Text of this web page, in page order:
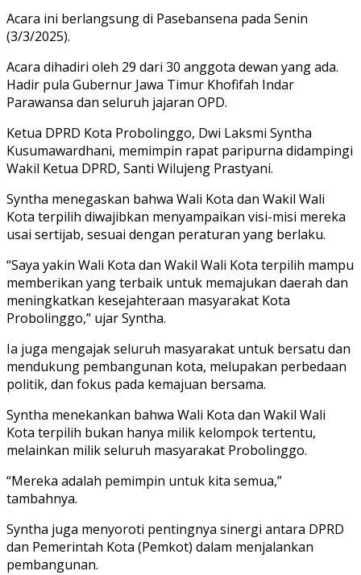
Acara ini berlangsung di Pasebansena pada Senin
(3/3/2025).
Acara dihadiri oleh 29 dari 30 anggota dewan yang ada.
Hadir pula Gubernur Jawa Timur Khofifah Indar
Parawansa dan seluruh jajaran OPD.
Ketua DPRD Kota Probolinggo, Dwi Laksmi Syntha
Kusumawardhani, memimpin rapat paripurna didampingi
Wakil Ketua DPRD, Santi Wilujeng Prastyani.
Syntha menegaskan bahwa Wali Kota dan Wakil Wali
Kota terpilih diwajibkan menyampaikan visi-misi mereka
usai sertijab, sesuai dengan peraturan yang berlaku.
“Saya yakin Wali Kota dan Wakil Wali Kota terpilih mampu
memberikan yang terbaik untuk memajukan daerah dan
meningkatkan kesejahteraan masyarakat Kota
Probolinggo,” ujar Syntha.
Ia juga mengajak seluruh masyarakat untuk bersatu dan
mendukung pembangunan kota, melupakan perbedaan
politik, dan fokus pada kemajuan bersama.
Syntha menekankan bahwa Wali Kota dan Wakil Wali
Kota terpilih bukan hanya milik kelompok tertentu,
melainkan milik seluruh masyarakat Probolinggo.
“Mereka adalah pemimpin untuk kita semua,”
tambahnya.
Syntha juga menyoroti pentingnya sinergi antara DPRD
dan Pemerintah Kota (Pemkot) dalam menjalankan
pembangunan.